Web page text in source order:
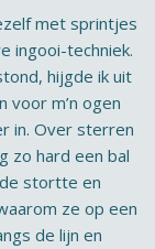
met sprintjes
ingooi-techniek.
hijgde ik uit
m’n ogen
in. Over sterren
zo hard een bal
stortte en
ze op een
de lijn en